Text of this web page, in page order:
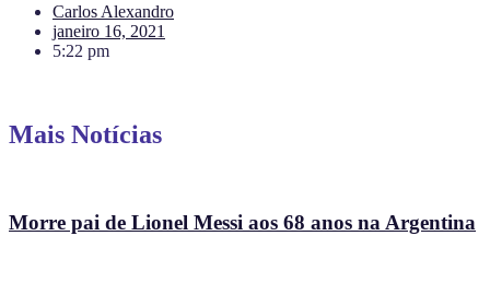
Carlos Alexandro
janeiro 16, 2021
5:22 pm
Mais Notícias
Morre pai de Lionel Messi aos 68 anos na Argentina